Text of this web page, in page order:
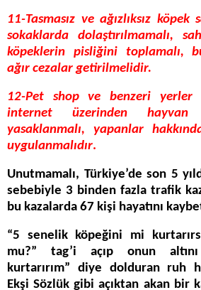
11-Tasmasız ve ağızlıksız
sokaklarda dolaştırılmamalı,
köpeklerin pisliğini toplamalı,
ağır cezalar getirilmelidir.
12-Pet shop ve benzeri yerler
internet üzerinden hayvan
yasaklanmalı, yapanlar
uygulanmalıdır.
Unutmamalı, Türkiye’de son 5
sebebiyle 3 binden fazla trafik
bu kazalarda 67 kişi hayatını
“5 senelik köpeğini mi
mu?” tag’i açıp onun
kurtarırım” diye dolduran ruh
Ekşi Sözlük gibi açıktan akan bir